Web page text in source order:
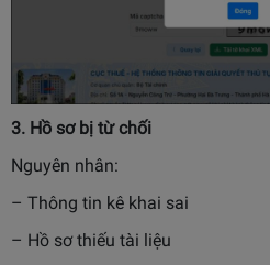
3. Hồ sơ bị từ chối
Nguyên nhân:
– Thông tin kê khai sai
– Hồ sơ thiếu tài liệu